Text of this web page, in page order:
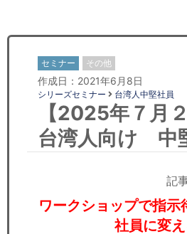
日本人にPR
コンサルティング
リサーチ
セミナー その他
作成日：2021年6月8日
シリーズセミナー 台湾人中堅社員
【2025年７月
台湾人向け 中
記
ワークショップで指示
社員に変